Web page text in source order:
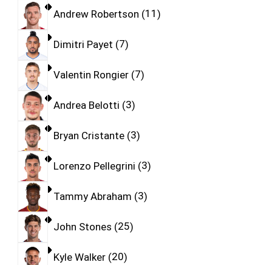
Andrew Robertson 11
Dimitri Payet 7
Valentin Rongier 7
Andrea Belotti 3
Bryan Cristante 3
Lorenzo Pellegrini 3
Tammy Abraham 3
John Stones 25
Kyle Walker 20